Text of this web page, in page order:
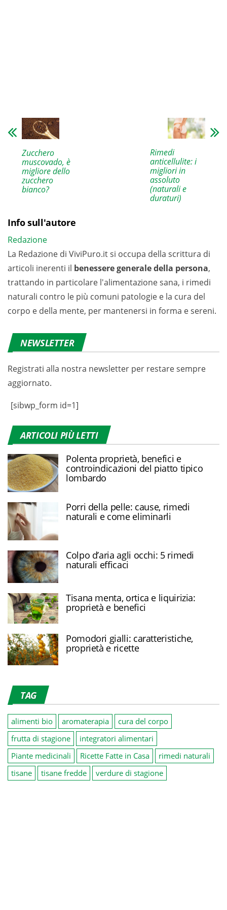
Zucchero
muscovado, è
migliore dello
zucchero
bianco?
Rimedi
anticellulite: i
migliori in
assoluto
(naturali e
duraturi)
Info sull'autore
Redazione
La Redazione di ViviPuro.it si occupa della scrittura di
articoli inerenti il benessere generale della persona,
trattando in particolare l'alimentazione sana, i rimedi
naturali contro le più comuni patologie e la cura del
corpo e della mente, per mantenersi in forma e sereni.
NEWSLETTER
Registrati alla nostra newsletter per restare sempre
aggiornato.
[sibwp_form id=1]
ARTICOLI PIÙ LETTI
Polenta proprietà, benefici e
controindicazioni del piatto tipico
lombardo
Porri della pelle: cause, rimedi
naturali e come eliminarli
Colpo d’aria agli occhi: 5 rimedi
naturali efficaci
Tisana menta, ortica e liquirizia:
proprietà e benefici
Pomodori gialli: caratteristiche,
proprietà e ricette
TAG
alimenti bio aromaterapia
cura del corpo
frutta di stagione
integratori alimentari
Piante medicinali
Ricette Fatte in Casa
rimedi naturali
tisane
tisane fredde verdure di stagione